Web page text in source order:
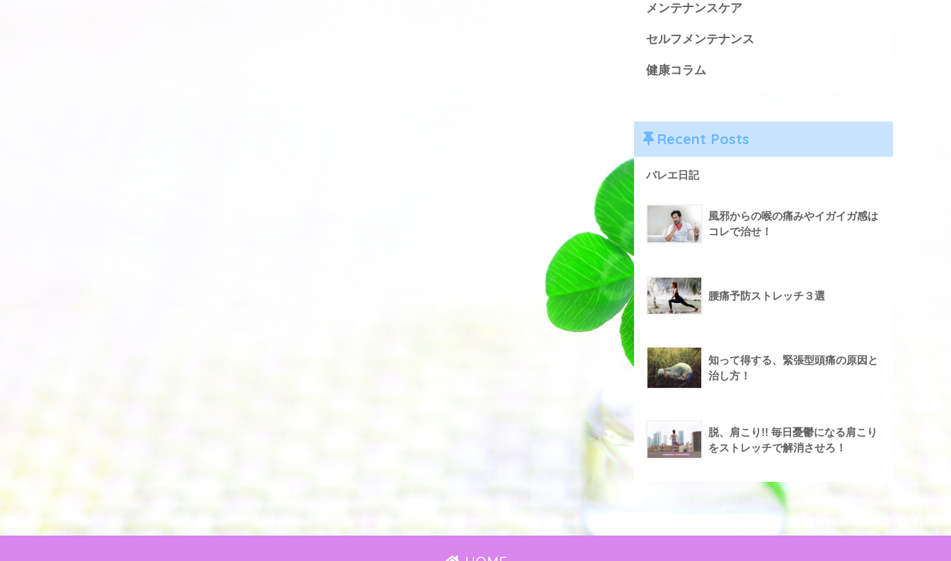
メンテナンスケア
セルフメンテナンス
健康コラム
Recent Posts
バレエ日記
風邪からの喉の痛みやイガイガ感は
コレで治せ！
腰痛予防ストレッチ３選
知って得する、緊張型頭痛の原因と
治し方！
脱、肩こり!! 毎日憂鬱になる肩こり
をストレッチで解消させろ！